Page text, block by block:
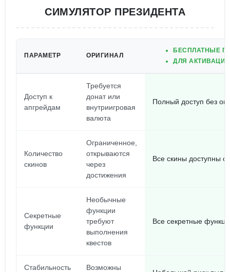
СИМУЛЯТОР ПРЕЗИДЕНТА
ПАРАМЕТР ОРИГИНАЛ
БЕСПЛАТНЫЕ
ДЛЯ АКТИВАЦИИ
Доступ к
апгрейдам
Требуется
донат или
внутриигровая
валюта
Полный доступ без
Количество
скинов
Ограниченное,
открываются
через
достижения
Все скины доступны
Секретные
функции
Необычные
функции
требуют
выполнения
квестов
Все секретные
Стабильность
Возможны